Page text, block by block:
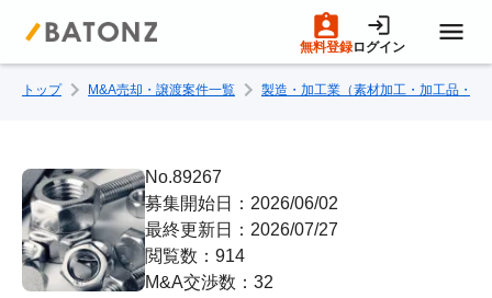
無料登録ログイン
トップページ
M&A案件一覧
売りたい方へ
トップ M&A売却・譲渡案件一覧 製造・加工業（素材加工・加工品・部
No.89267
募集開始日：2026/06/02
最終更新日：2026/07/27
閲覧数：914
M&A交渉数：32